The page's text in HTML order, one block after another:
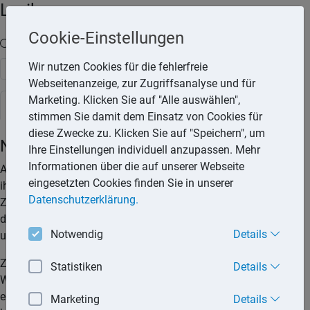
Lexika
Volltext-Suche in den Lexika
Suchen
Steuerlexikon
Notwendiges Betriebsvermögen
Als Betriebsvermögen gelten alle Wirtschaftsgüter, die nach
ihrer Art und nach ihrer Funktion in einem betrieblichen
Zusammenhang stehen. Aus steuerlicher Sicht ist zwischen
dem notwendigen und dem gewillkürten Betriebsvermögen zu
unterscheiden.
Zum notwendigen Betriebsvermögen gehören alle
Wirtschaftsgüter, die ausschließlich und unmittelbar für
eigenbetriebliche Zwecke genutzt werden und deren
Cookie-Einstellungen
Wir nutzen Cookies für die fehlerfreie
Webseitenanzeige, zur Zugriffsanalyse und für
Marketing. Klicken Sie auf "Alle auswählen",
stimmen Sie damit dem Einsatz von Cookies für
diese Zwecke zu. Klicken Sie auf "Speichern", um
Ihre Einstellungen individuell anzupassen. Mehr
Informationen über die auf unserer Webseite
eingesetzten Cookies finden Sie in unserer
Datenschutzerklärung.
Notwendig Details
Statistiken Details
Marketing Details